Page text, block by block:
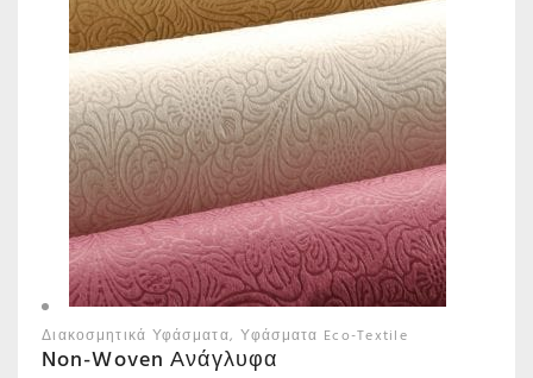
Διακοσμητικά Υφάσματα Υφάσματα Eco-Textile
Non-Woven Ανάγλυφα